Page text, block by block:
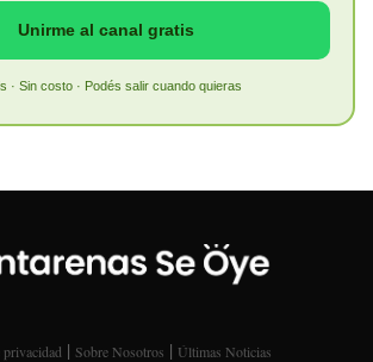
Unirme al canal gratis
· Sin costo · Podés salir cuando quieras
| Sobre Nosotros | Últimas Noticias